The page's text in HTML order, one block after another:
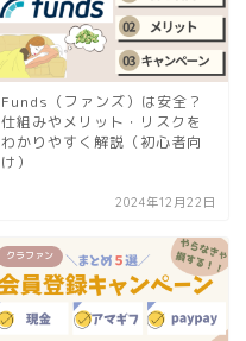
Funds（ファンズ）は安全？
仕組みやメリット・リスクを
わかりやすく解説（初心者向
け）
2024年12月22日
クラファン